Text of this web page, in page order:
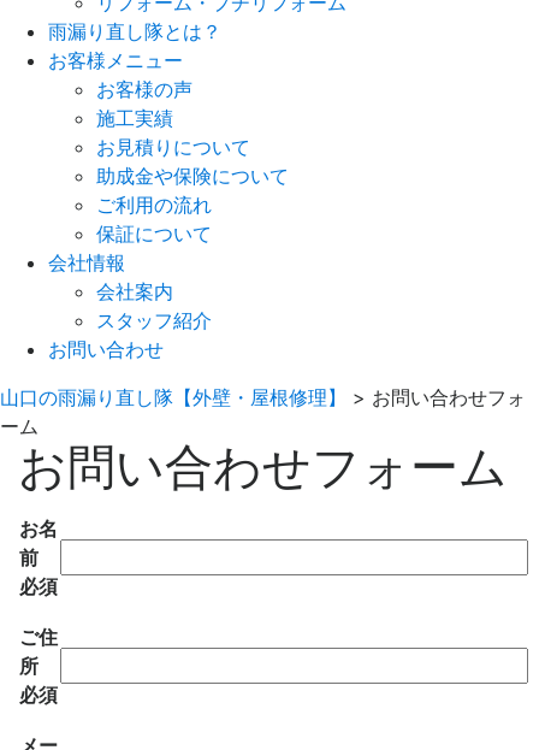
雨漏り直し隊とは？
お客様メニュー
お客様の声
施工実績
お見積りについて
助成金や保険について
ご利用の流れ
保証について
会社情報
会社案内
スタッフ紹介
お問い合わせ
山口の雨漏り直し隊【外壁・屋根修理】
> お問い合わせフォ
ーム
お問い合わせフォーム
お名
前
必須
ご住
所
必須